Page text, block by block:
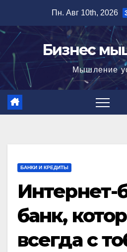
содержимому
Пн. Авг 10th, 2026
Бизнес
Мышление
БАНКИ И КРЕДИТЫ
Интернет-
банк,
всегда с